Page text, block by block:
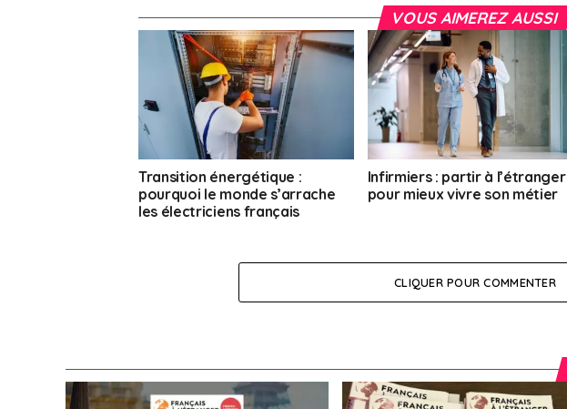
VOUS AIMEREZ AUSSI
Transition énergétique :
pourquoi le monde s’arrache
les électriciens français
Infirmiers : partir à l’étranger
pour mieux vivre son métier
CLIQUER POUR COMMENTER